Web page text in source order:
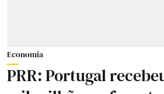
Economia
PRR: Portugal